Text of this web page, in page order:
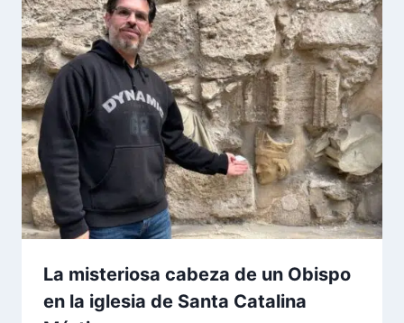
La misteriosa cabeza de un Obispo
en la iglesia de Santa Catalina